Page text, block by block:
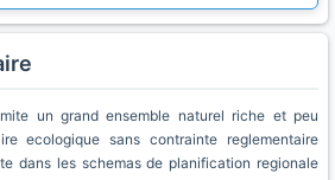
un grand ensemble naturel riche et peu
ecologique sans contrainte reglementaire
dans les schemas de planification regionale